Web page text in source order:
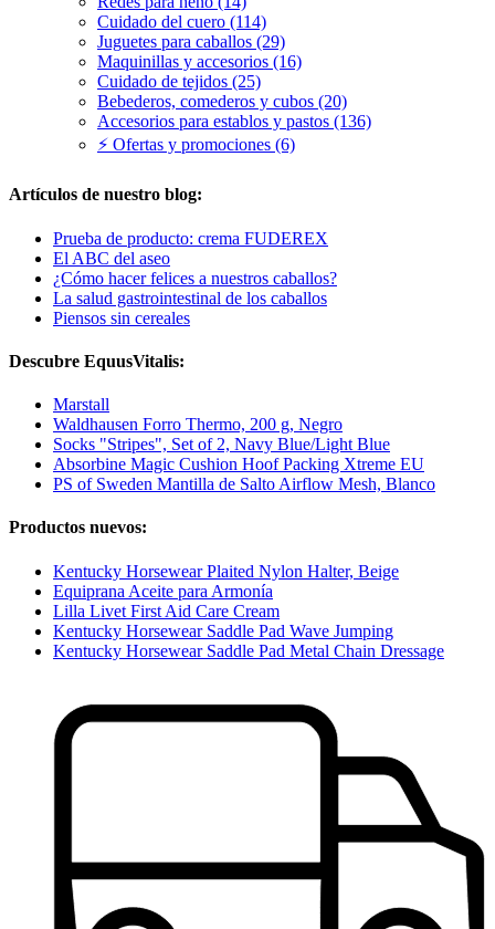
Cuidado del cuero (114)
Juguetes para caballos (29)
Maquinillas y accesorios (16)
Cuidado de tejidos (25)
Bebederos, comederos y cubos (20)
Accesorios para establos y pastos (136)
⚡ Ofertas y promociones (6)
Artículos de nuestro blog:
Prueba de producto: crema FUDEREX
El ABC del aseo
¿Cómo hacer felices a nuestros caballos?
La salud gastrointestinal de los caballos
Piensos sin cereales
Descubre EquusVitalis:
Marstall
Waldhausen Forro Thermo, 200 g, Negro
Socks "Stripes", Set of 2, Navy Blue/Light Blue
Absorbine Magic Cushion Hoof Packing Xtreme EU
PS of Sweden Mantilla de Salto Airflow Mesh, Blanco
Productos nuevos:
Kentucky Horsewear Plaited Nylon Halter, Beige
Equiprana Aceite para Armonía
Lilla Livet First Aid Care Cream
Kentucky Horsewear Saddle Pad Wave Jumping
Kentucky Horsewear Saddle Pad Metal Chain Dressage